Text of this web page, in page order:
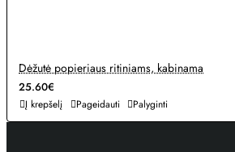
Dėžutė popieriaus ritiniams, kabinama
25.60€
Į krepšelį Pageidauti Palyginti